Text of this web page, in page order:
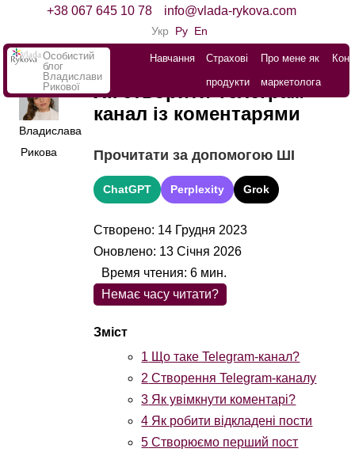
+38 067 645 10 78 info@vlada-rykova.com
Укр Ру En
Особистий
блог
Владислави
Рикової
Навчання
Страхові
продукти
Про мене як
маркетолога
Владислава
Рикова
Як створити Телеграм-
канал із коментарями
Прочитати за допомогою ШІ
ChatGPT Perplexity Grok
Створено: 14 Грудня 2023
Оновлено: 13 Січня 2026
Немає часу читати?
1 Що таке Telegram-канал?
2 Створення Telegram-каналу
3 Як увімкнути коментарі?
4 Як робити відкладені пости
5 Створюємо перший пост
Время чтения:6 мин.